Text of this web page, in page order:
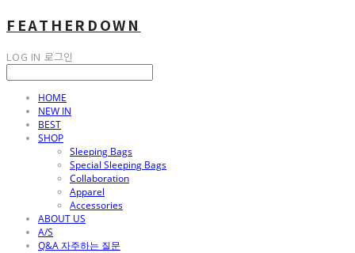
FEATHERDOWN
LOG IN 로그인
HOME
NEW IN
BEST
SHOP
Sleeping Bags
Special Sleeping Bags
Collaboration
Apparel
Accessories
ABOUT US
A/S
Q&A 자주하는 질문